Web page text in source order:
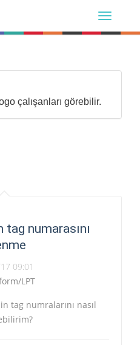
çalışanları görebilir.
tag numarasını
09:01
LPT
tag numralarını nasıl